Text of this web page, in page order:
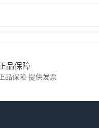
品保障
品保障 提供发票